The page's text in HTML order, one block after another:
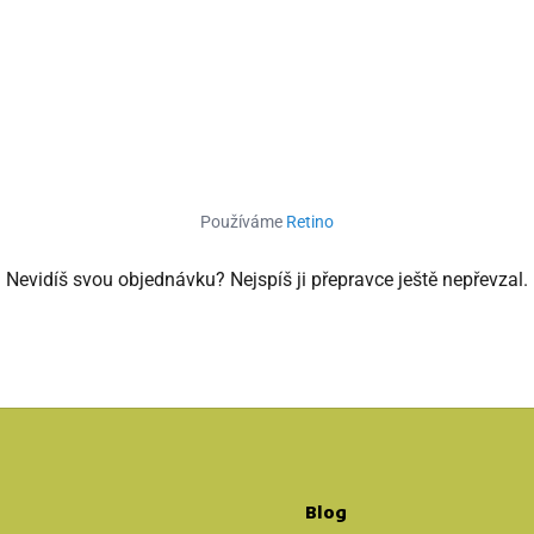
Používáme Retino
Nevidíš svou objednávku? Nejspíš ji přepravce ještě nepřevzal.
Blog